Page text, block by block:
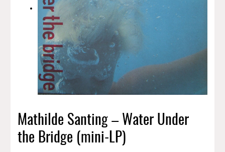
Mathilde Santing – Water Under
the Bridge (mini-LP)